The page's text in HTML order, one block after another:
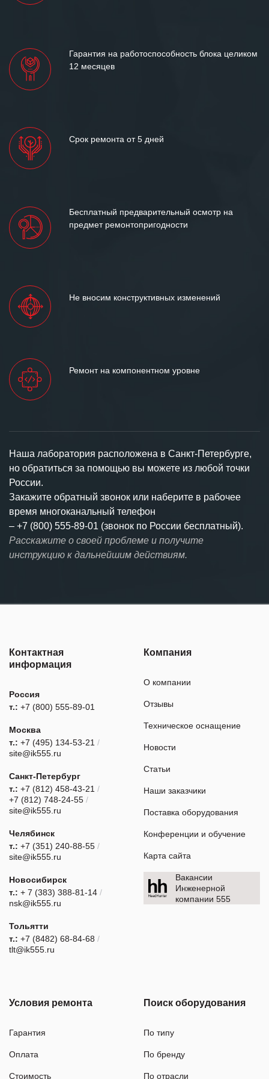
Гарантия на работоспособность блока целиком
12 месяцев
Срок ремонта от 5 дней
Бесплатный предварительный осмотр на
предмет ремонтопригодности
Не вносим конструктивных изменений
Ремонт на компонентном уровне
Наша лаборатория расположена в Санкт-Петербурге,
но обратиться за помощью вы можете из любой точки
России.
Закажите обратный звонок или наберите в рабочее
время многоканальный телефон
– +7 (800) 555-89-01 (звонок по России бесплатный).
Расскажите о своей проблеме и получите
инструкцию к дальнейшим действиям.
Контактная
информация
Россия
т.: +7 (800) 555-89-01
Москва
т.: +7 (495) 134-53-21 /
site@ik555.ru
Санкт-Петербург
т.: +7 (812) 458-43-21 /
+7 (812) 748-24-55 /
site@ik555.ru
Челябинск
т.: +7 (351) 240-88-55 /
site@ik555.ru
Новосибирск
т.: + 7 (383) 388-81-14 /
nsk@ik555.ru
Тольятти
т.: +7 (8482) 68-84-68 /
tlt@ik555.ru
Компания
О компании
Отзывы
Техническое оснащение
Новости
Статьи
Наши заказчики
Поставка оборудования
Конференции и обучение
Карта сайта
Вакансии
Инженерной
компании 555
Условия ремонта
Гарантия
Оплата
Стоимость
Поиск оборудования
По типу
По бренду
По отрасли